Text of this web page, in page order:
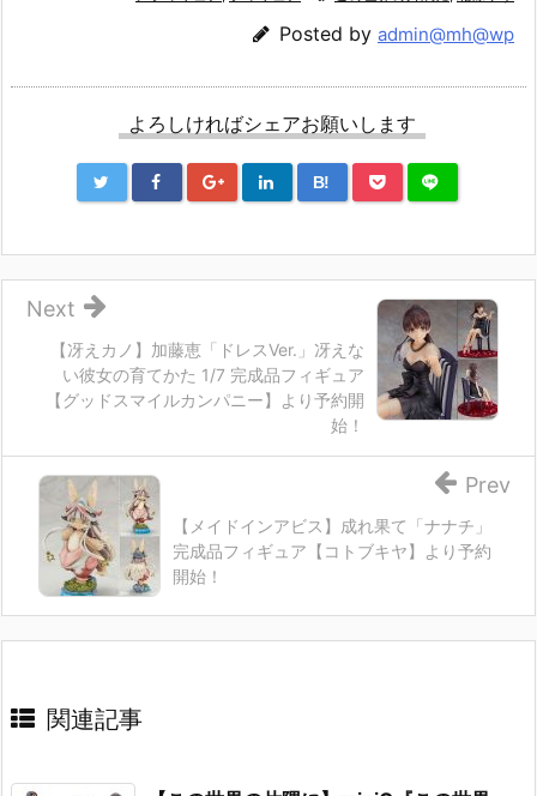
Posted by admin@mh@wp
よろしければシェアお願いします
B!
【冴えカノ】加藤恵「ドレスVer.」冴えな
い彼女の育てかた 1/7 完成品フィギュア
【グッドスマイルカンパニー】より予約開
始！
Next
【メイドインアビス】成れ果て「ナナチ」
完成品フィギュア【コトブキヤ】より予約
開始！
Prev
関連記事